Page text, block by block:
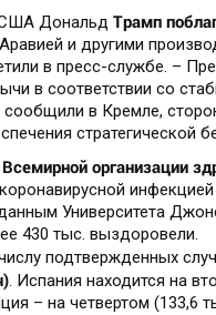
Дональд Трамп
и другими
в пресс-службе. –
в соответствии со
сообщили в Кремле,
стратегической
организации
Университета
430 тыс. выздоровели.
подтвержденных
. Испания находится на
– на четвертом (133,6